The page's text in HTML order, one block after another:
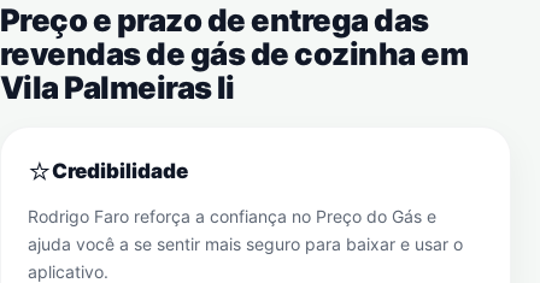
Preço e prazo de entrega das
revendas de gás de cozinha em
Vila Palmeiras Ii
⭐Credibilidade
Rodrigo Faro reforça a confiança no Preço do Gás e
ajuda você a se sentir mais seguro para baixar e usar o
aplicativo.